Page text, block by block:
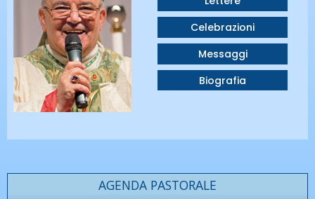
Celebrazioni
Messaggi
Biografia
AGENDA PASTORALE